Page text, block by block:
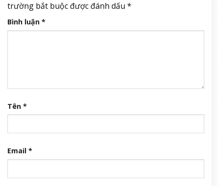
trường bắt buộc được đánh dấu *
Bình luận *
Tên *
Email *